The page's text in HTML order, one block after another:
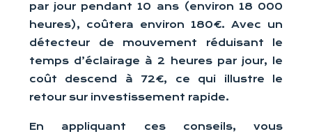
par jour pendant 10 ans (environ 18 000
heures), coûtera environ 180€. Avec un
détecteur de mouvement réduisant le
temps d’éclairage à 2 heures par jour, le
coût descend à 72€, ce qui illustre le
retour sur investissement rapide.
En appliquant ces conseils, vous